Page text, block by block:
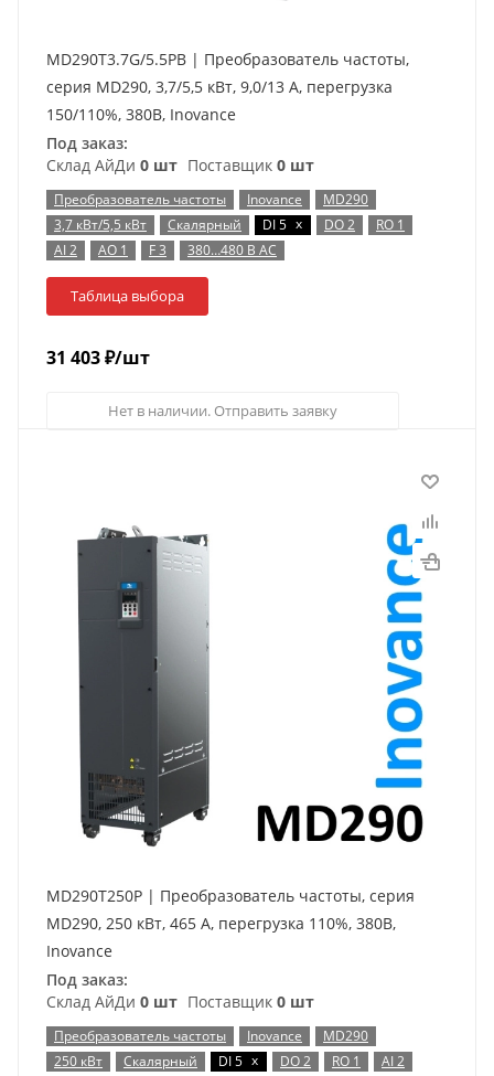
MD290T3.7G/5.5PB | Преобразователь частоты,
серия MD290, 3,7/5,5 кВт, 9,0/13 А, перегрузка
150/110%, 380B, Inovance
Под заказ:
Склад АйДи 0 шт Поставщик 0 шт
Преобразователь частоты Inovance
MD290
3,7 кВт/5,5 кВт
Скалярный DI 5 x DO 2
RO 1
AI 2
AO 1 F 3 380…480 В AC
Таблица выбора
31 403₽/шт
Нет в наличии. Отправить заявку
MD290T250P | Преобразователь частоты, серия
MD290, 250 кВт, 465 А, перегрузка 110%, 380B,
Inovance
Под заказ:
Склад АйДи 0 шт Поставщик 0 шт
Преобразователь частоты Inovance
MD290
250 кВт
Скалярный DI 5 x DO 2 RO 1
AI 2